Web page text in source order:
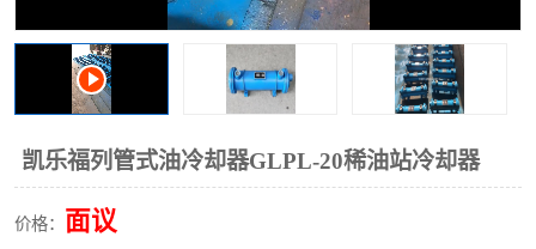
凯乐福列管式油冷却器GLPL-20稀油站冷却器
价格： 面议